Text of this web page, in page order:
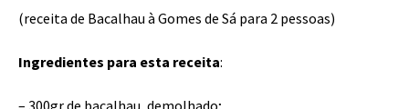
(receita de Bacalhau à Gomes de Sá para 2 pessoas)
Ingredientes para esta receita:
– 300gr de bacalhau, demolhado;